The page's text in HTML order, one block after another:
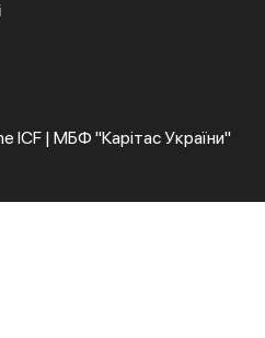
| МБФ "Карітас України"